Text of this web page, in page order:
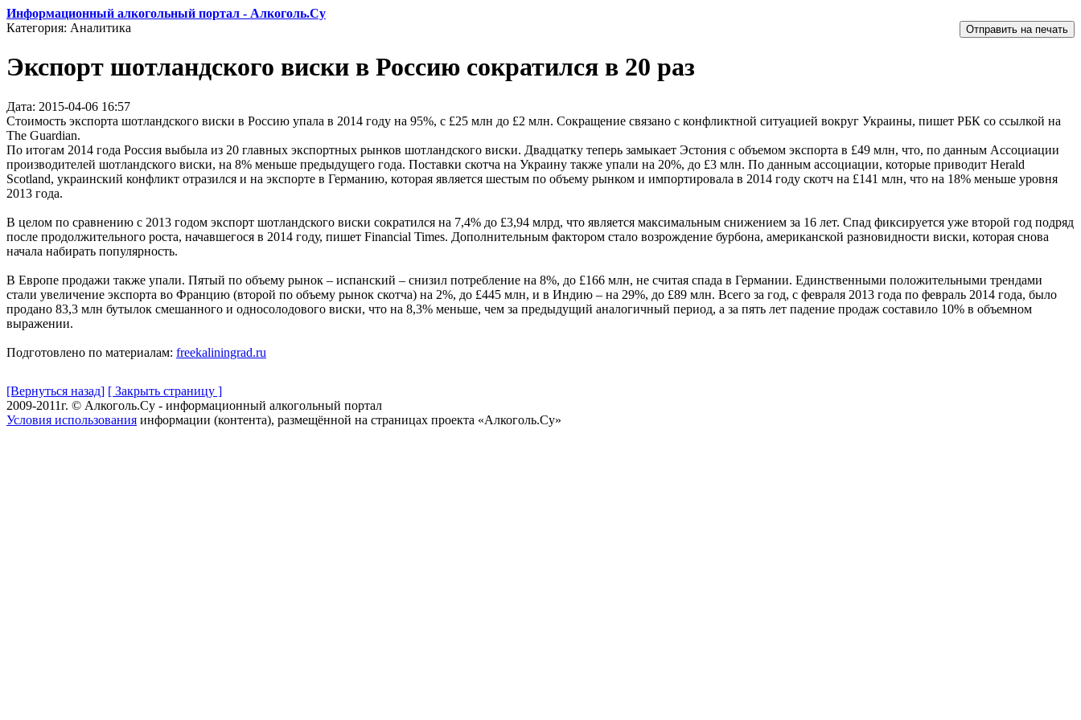
Информационный алкогольный портал - Алкоголь.Су
Категория: Аналитика
Экспорт шотландского виски в Россию сократился в 20 раз
Дата: 2015-04-06 16:57
Стоимость экспорта шотландского виски в Россию упала в 2014 году на 95%, с £25 млн до £2 млн. Сокращение связано с конфликтной ситуацией вокруг Украины, пишет РБК со ссылкой на
The Guardian.
По итогам 2014 года Россия выбыла из 20 главных экспортных рынков шотландского виски. Двадцатку теперь замыкает Эстония с объемом экспорта в £49 млн, что, по данным Ассоциации
производителей шотландского виски, на 8% меньше предыдущего года. Поставки скотча на Украину также упали на 20%, до £3 млн. По данным ассоциации, которые приводит Herald
Scotland, украинский конфликт отразился и на экспорте в Германию, которая является шестым по объему рынком и импортировала в 2014 году скотч на £141 млн, что на 18% меньше уровня
2013 года.
В целом по сравнению с 2013 годом экспорт шотландского виски сократился на 7,4% до £3,94 млрд, что является максимальным снижением за 16 лет. Спад фиксируется уже второй год подряд
после продолжительного роста, начавшегося в 2014 году, пишет Financial Times. Дополнительным фактором стало возрождение бурбона, американской разновидности виски, которая снова
начала набирать популярность.
В Европе продажи также упали. Пятый по объему рынок – испанский – снизил потребление на 8%, до £166 млн, не считая спада в Германии. Единственными положительными трендами
стали увеличение экспорта во Францию (второй по объему рынок скотча) на 2%, до £445 млн, и в Индию – на 29%, до £89 млн. Всего за год, с февраля 2013 года по февраль 2014 года, было
продано 83,3 млн бутылок смешанного и односолодового виски, что на 8,3% меньше, чем за предыдущий аналогичный период, а за пять лет падение продаж составило 10% в объемном
выражении.
Подготовлено по материалам: freekaliningrad.ru
[Вернуться назад] [ Закрыть страницу ]
2009-2011г. © Алкоголь.Су - информационный алкогольный портал
Условия использования информации (контента), размещённой на страницах проекта «Алкоголь.Су»